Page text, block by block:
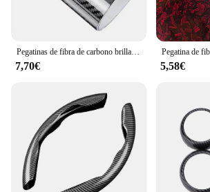
Pegatinas de fibra de carbono brillante para coche, película de envoltura de vinilo para motocicleta, accesorios decorativos para coche, 2D, 3D, 4D, 5D, 6D
7,70€ 5,58€